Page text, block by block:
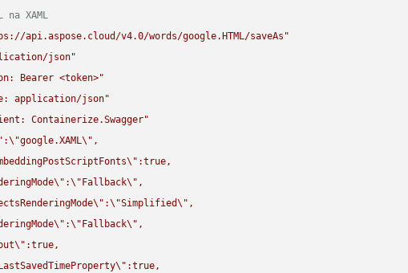
na XAML
api.aspose.cloud/v4.0/words/google.HTML/saveAs"
json"
Bearer <token>"
application/json"
Containerize.Swagger"
:\"google.XAML\" ,
\" :true,
\" :\" Fallback\" ,
\" :\"Simplified\" ,
\" :\" Fallback\" ,
\" :true,
\" :true,